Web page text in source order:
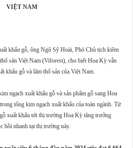
VIỆT NAM
khẩu gỗ, ông Ngô Sỹ Hoài, Phó Chủ tịch kiêm
sản Việt Nam (Viforest), cho biết Hoa Kỳ vẫn
khẩu gỗ và lâm thổ sản của Việt Nam.
ngạch xuất khẩu gỗ và sản phẩm gỗ sang Hoa
tổng kim ngạch xuất khẩu của toàn ngành. Từ
xuất khẩu tới thị trường Hoa Kỳ tăng trưởng
hồi nhanh tại thị trường này.